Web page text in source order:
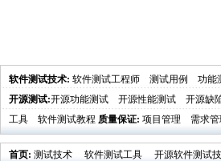
软件测试技术: 软件测试工程师 测试用例 功能
开源测试:开源功能测试 开源性能测试 开源缺
工具
软件测试教程 质量保证: 项目管理 需求管
首页: 测试技术 软件测试工具 开源软件测试